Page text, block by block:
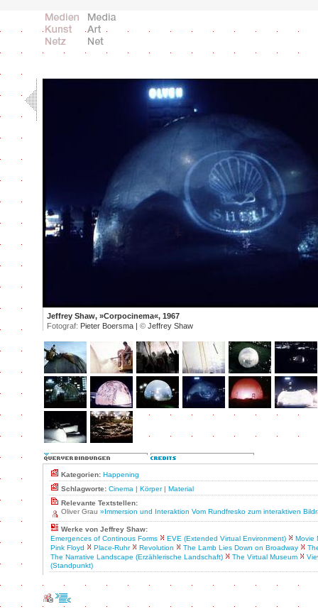
Jeffrey Shaw, »Corpocinema«, 1967
Fotograf: Pieter Boersma | © Jeffrey Shaw
Kategorien: Happening
Schlagworte: Cinema | Körper| Material
Relevante Textstellen:
Oliver Grau »Immersion und Interaktion Vom Rundfresko zum interaktiven
Werke von Jeffrey Shaw:
Emergences of Continous Forms
EVE (Extended Virtual Environment)
Movie
Pink Floyd
Place-Ruhr Revolution The Lamb Lies Down on Broadway
The Narrative Landscape (Erzählerische Landschaft)
The Virtual Museum
(Standpunkt)